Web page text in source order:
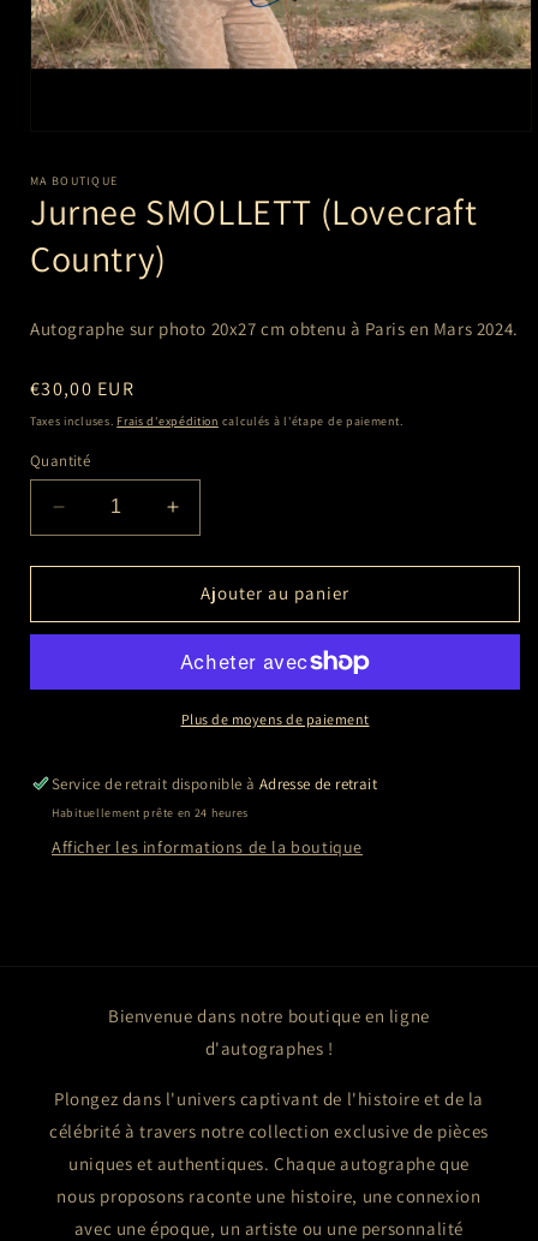
média
dans
une
fenêtre
modale
MA BOUTIQUE
Jurnee SMOLLETT (Lovecraft
Country)
Autographe sur photo 20x27 cmobtenu à Paris en Mars 2024.
Prix
habituel
€30,00 EUR
Taxes incluses. Frais d'expédition calculés à l'étape de paiement.
Quantité
Réduire
la
quantité
Jurnee
Country)
Augmenter
la
quantité
Jurnee
(Lovecraft
Country)
Ajouter au panier
Plus de moyens de paiement
Service de retrait disponible à Adresse de retrait
Habituellement prête en 24 heures
Afficher les informations de la boutique
Bienvenue dans notre boutique en ligne
d'autographes !
Plongez dans l'univers captivant de l'histoire et de la
célébrité à travers notre collection exclusive de pièces
uniques et authentiques. Chaque autographe que
nous proposons raconte une histoire, une connexion
avec une époque, un artiste ou une personnalité